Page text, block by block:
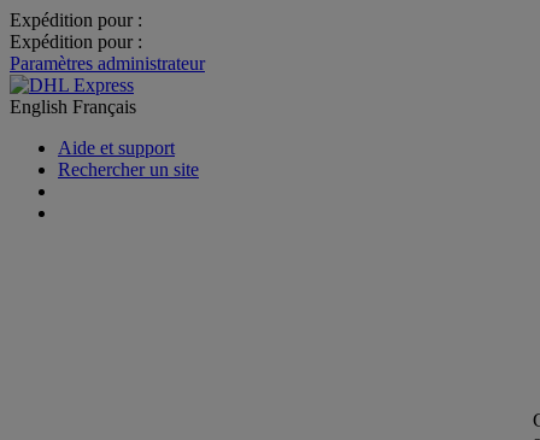
Expédition pour :
Expédition pour :
Paramètres administrateur
English Français
Aide et support
Rechercher un site